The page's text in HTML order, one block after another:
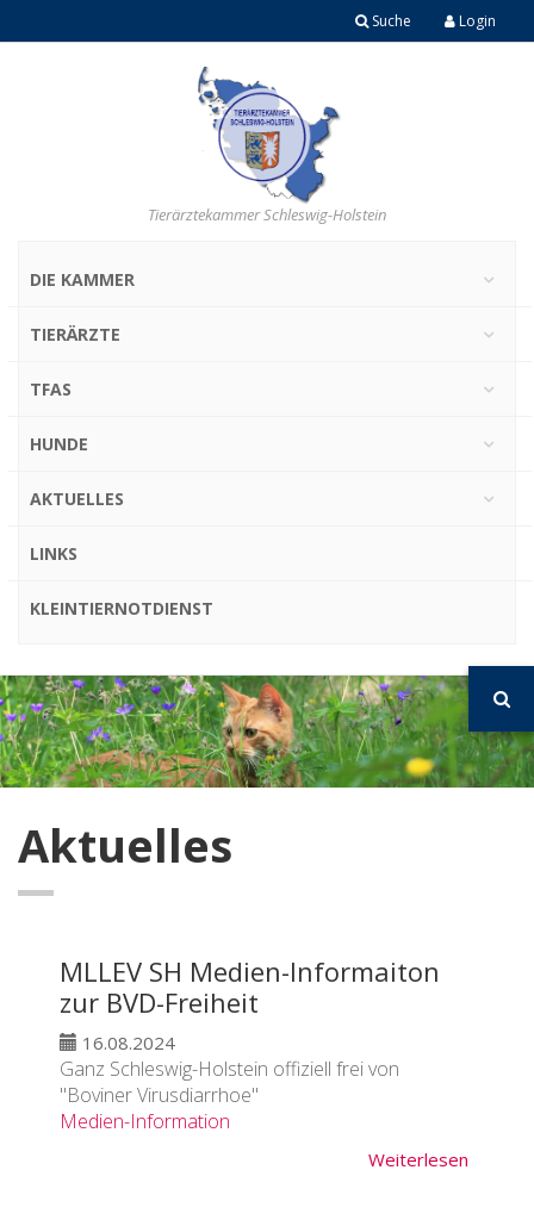
Login
Suche
Tierärztekammer Schleswig-Holstein
DIE KAMMER
TIERÄRZTE
TFAS
HUNDE
AKTUELLES
LINKS
KLEINTIERNOTDIENST
Aktuelles
MLLEV SH Medien-Informaiton
zur BVD-Freiheit
16.08.2024
Ganz Schleswig-Holstein offiziell frei von
"Boviner Virusdiarrhoe"
Medien-Information
Weiterlesen